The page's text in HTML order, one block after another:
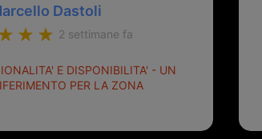
Dastoli
2 settimane fa
E DISPONIBILITA' - UN
PER LA ZONA